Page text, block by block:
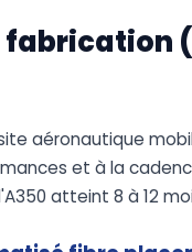
fabrication
aéronautique
et à la
atteint 8 à 12